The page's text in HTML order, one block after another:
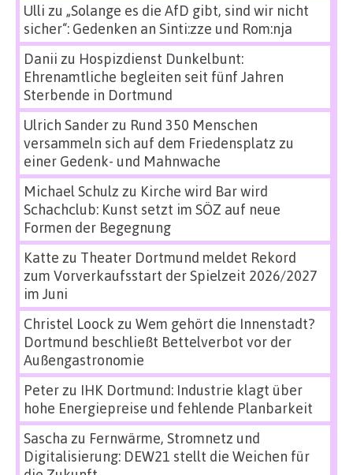
Ulli zu „Solange es die AfD gibt, sind wir nicht
sicher“: Gedenken an Sinti:zze und Rom:nja
Danii zu Hospizdienst Dunkelbunt:
Ehrenamtliche begleiten seit fünf Jahren
Sterbende in Dortmund
Ulrich Sanderzu Rund 350 Menschen
versammeln sich auf dem Friedensplatz zu
einer Gedenk- und Mahnwache
Michael Schulz zu Kirche wird Bar wird
Schachclub: Kunst setzt im SÖZ auf neue
Formen der Begegnung
Katte zu Theater Dortmund meldet Rekord
zum Vorverkaufsstart der Spielzeit 2026/2027
im Juni
Christel Loock zu Wem gehört die Innenstadt?
Dortmund beschließt Bettelverbot vor der
Außengastronomie
Peterzu IHK Dortmund: Industrie klagt über
hohe Energiepreise und fehlende Planbarkeit
Sascha zu Fernwärme, Stromnetz und
Digitalisierung: DEW21 stellt die Weichen für